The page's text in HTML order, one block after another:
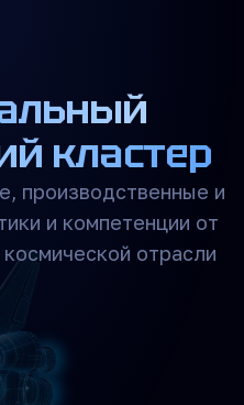
кластер
производственные и
и компетенции от
отрасли